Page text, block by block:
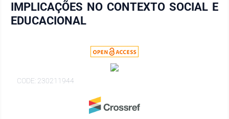
IMPLICAÇÕES NO CONTEXTO SOCIAL E
EDUCACIONAL
CODE: 230211944